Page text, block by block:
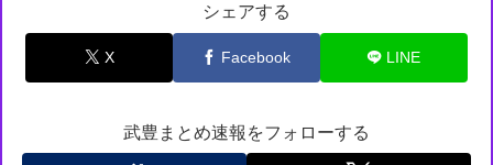
シェアする
X Facebook LINE
武豊まとめ速報をフォローする